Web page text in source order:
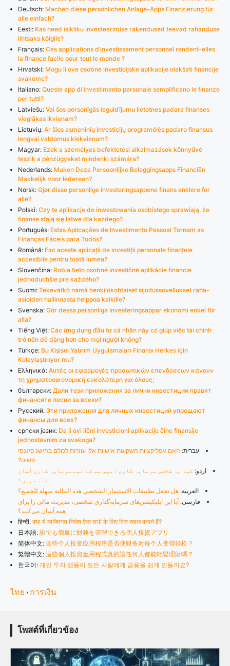
Deutsch: Machen diese persönlichen Anlage-Apps Finanzierung für
alle einfach?
Eesti: Kas need isikliku investeerimise rakendused teevad rahanduse
lihtsaks kõigile?
Français: Ces applications d’investissement personnel rendent-elles
la finance facile pour tout le monde ?
Hrvatski: Mogu li ove osobne investicijske aplikacije olakšati financije
svakome?
Italiano: Queste app di investimento personale semplificano le finanze
per tutti?
Latviešu: Vai šos personīgās ieguldījumu lietotnes padara finanses
vieglākas ikvienam?
Lietuvių: Ar šios asmeninių investicijų programėlės padaro finansus
lengvai valdomus kiekvienam?
Magyar: Ezek a személyes befektetési alkalmazások könnyűvé
teszik a pénzügyeket mindenki számára?
Nederlands: Maken Deze Persoonlijke Beleggingsapps Financiën
Makkelijk voor Iedereen?
Norsk: Gjør disse personlige investeringsappene finans enklere for
alle?
Polski: Czy te aplikacje do inwestowania osobistego sprawiają, że
finanse stają się łatwe dla każdego?
Português: Estas Aplicações de Investimento Pessoal Tornam as
Finanças Fáceis para Todos?
Română: Fac aceste aplicații de investiții personale finanțele
accesibile pentru toată lumea?
Slovenčina: Robia tieto osobné investičné aplikácie financie
jednoduchšie pre každého?
Suomi: Tekevätkö nämä henkilökohtaiset sijoitussovellukset raha-
asioiden hallinnasta helppoa kaikille?
Svenska: Gör dessa personliga investeringsappar ekonomi enkel för
alla?
Tiếng Việt: Các ứng dụng đầu tư cá nhân này có giúp việc tài chính
trở nên dễ dàng hơn cho mọi người không?
Türkçe: Bu Kişisel Yatırım Uygulamaları Finansı Herkes için
Kolaylaştırıyor mu?
Ελληνικά: Αυτές οι εφαρμογές προσωπικών επενδύσεων κάνουν
τη χρηματοοικονομική ευκολότερη για όλους;
български: Дали тези приложения за лични инвестиции правят
финансите лесни за всеки?
Русский: Эти приложения для личных инвестиций упрощают
финансы для всех?
српски језик: Da li ovi lični investicioni aplikacije čine finansije
jednostavnim za svakoga?
עברית: האם אפליקציות השקעות אישיות אלו עוזרות לכולם בהישג פיננסי
פשוט?
اردو: کیا یہ شخصی سرمایہ کاری ایپس سب کے لیے سرمایہ کاری آسان
بناتے ہیں؟
العربية: هل تجعل تطبيقات الاستثمار الشخصي هذه المالية سهلة للجميع؟
فارسی: آیا این اپلیکیشن‌های سرمایه‌گذاری شخصی، مدیریت مالی را برای
همه آسان می‌کنند؟
हिन्दी: क्या ये व्यक्तिगत निवेश ऐप्स सभी के लिए वित्त सहज बनाते हैं?
日本語: 誰でも簡単に財務を管理できる個人投資アプリ
简体中文: 这些个人投资应用程序是否使财务对每个人变得轻松？
繁體中文: 這些個人投資應用程式真的讓任何人都能輕鬆理財嗎？
한국어: 개인 투자 앱들이 모든 사람에게 금융을 쉽게 만들까요?
ไทย › การเงิน
โพสต์ที่เกี่ยวข้อง